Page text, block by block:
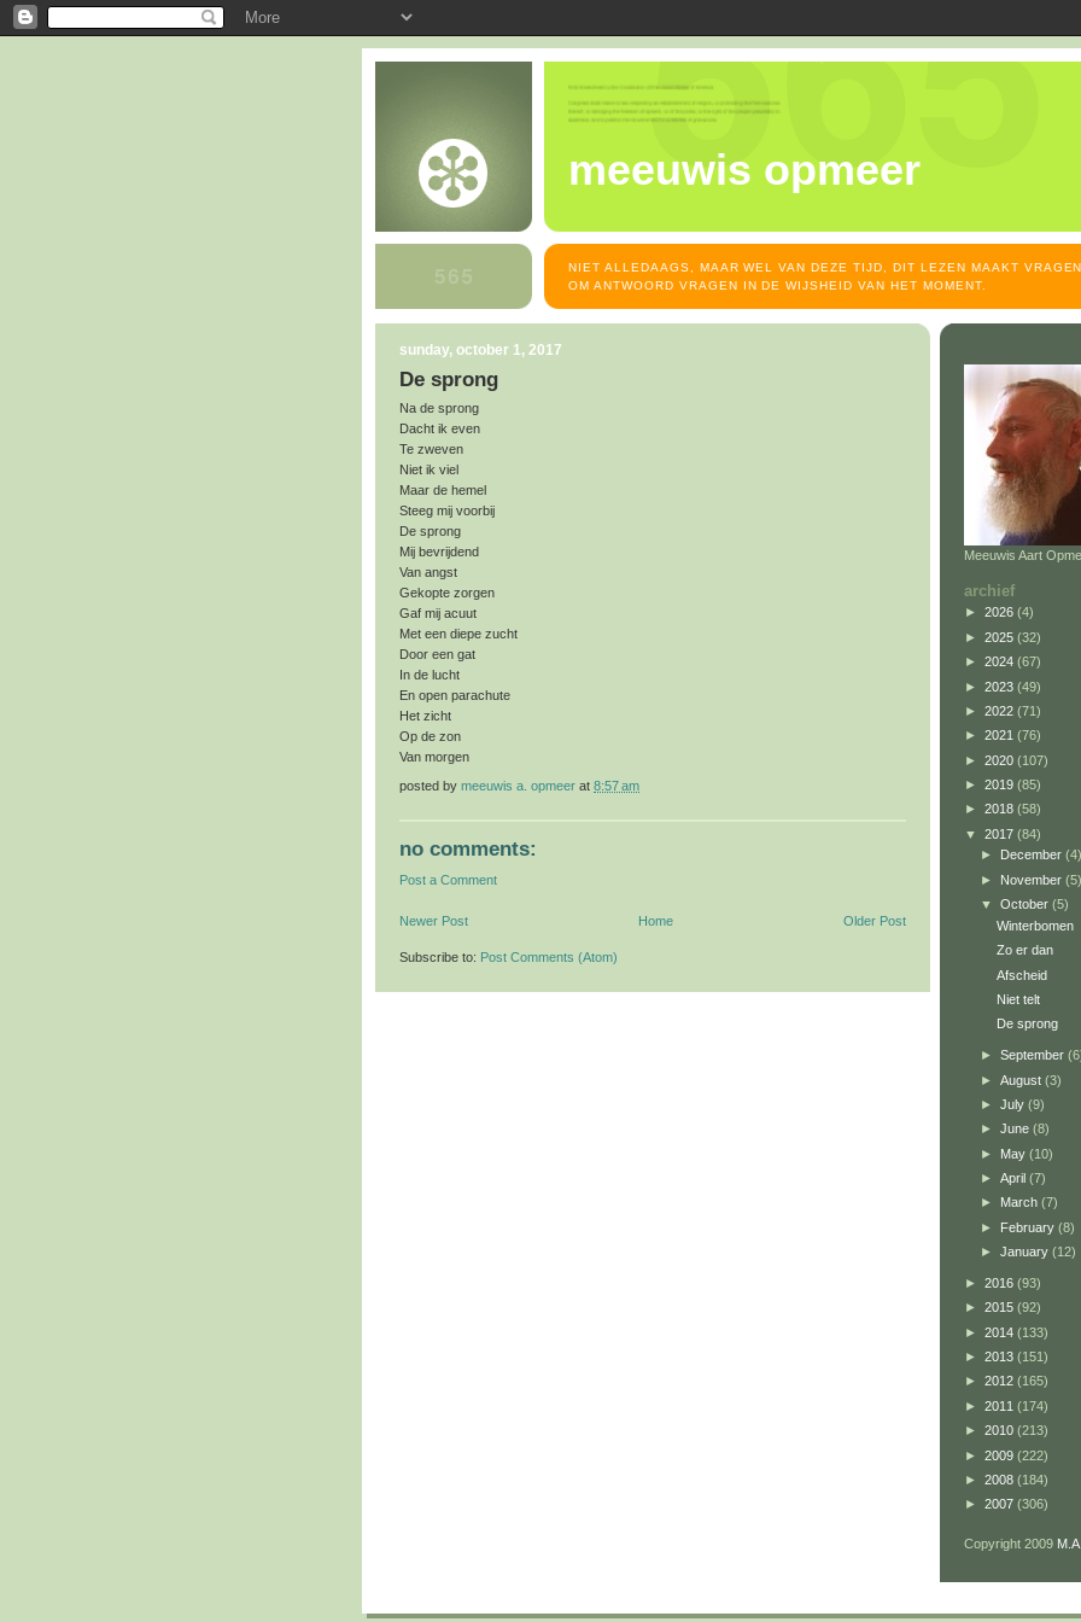
meeuwis opmeer
NIET ALLEDAAGS, MAAR WEL VAN DEZE TIJD, DIT LEZEN MAAKT
OM ANTWOORD VRAGEN IN DE WIJSHEID VAN HET MOMENT.
sunday, october 1, 2017
De sprong
Na de sprong
Dacht ik even
Te zweven
Niet ik viel
Maar de hemel
Steeg mij voorbij
De sprong
Mij bevrijdend
Van angst
Gekopte zorgen
Gaf mij acuut
Met een diepe zucht
Door een gat
In de lucht
En open parachute
Het zicht
Op de zon
Van morgen
posted by meeuwis a. opmeer at 8:57 am
no comments:
Post a Comment
Newer Post Older Post
Home
Subscribe to: Post Comments (Atom)
Meeuwis Aart
archief
► 2026 (4)
► 2025 (32)
► 2024 (67)
► 2023 (49)
► 2022 (71)
► 2021 (76)
► 2020 (107)
► 2019 (85)
► 2018 (58)
▼ 2017 (84)
►
December (4)
► November (5)
▼ October (5)
Winterbomen
Zo er dan
Afscheid
Niet telt
De sprong
► September
► August (3)
► July (9)
► June (8)
► May (10)
► April (7)
► March (7)
► February (8)
► January (12)
► 2016 (93)
► 2015 (92)
► 2014 (133)
► 2013 (151)
► 2012 (165)
► 2011 (174)
► 2010 (213)
► 2009 (222)
► 2008 (184)
► 2007 (306)
Copyright 2009